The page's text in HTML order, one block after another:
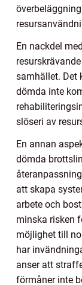
En nackdel
samhället. Det
dömda inte
slöseri av
En annan
dömda
att skapa
arbete och
minska risken
möjlighet till
har
anser att
förmåner inte